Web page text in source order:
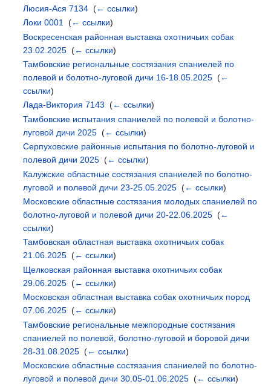
Люсия-Ася 7134 ‎(← ссылки)
Локи 0001 ‎(← ссылки)
Воскресенская районная выставка охотничьих собак
23.02.2025 ‎(← ссылки)
Тамбовские региональные состязания спаниелей по
полевой и болотно-луговой дичи 16-18.05.2025 ‎(←
ссылки)
Лада-Виктория 7143 ‎(← ссылки)
Тамбовские испытания спаниелей по полевой и болотно-
луговой дичи 2025 ‎(← ссылки)
Серпуховские районные испытания по болотно-луговой и
полевой дичи 2025 ‎(← ссылки)
Калужские областные состязания спаниелей по болотно-
луговой и полевой дичи 23-25.05.2025 ‎(← ссылки)
Московские областные состязания молодых спаниелей по
болотно-луговой и полевой дичи 20-22.06.2025 ‎(←
ссылки)
Тамбовская областная выставка охотничьих собак
21.06.2025 ‎(← ссылки)
Щелковская районная выставка охотничьих собак
29.06.2025 ‎(← ссылки)
Московская областная выставка собак охотничьих пород
07.06.2025 ‎(← ссылки)
Тамбовские региональные межпородные состязания
спаниелей по полевой, болотно-луговой и боровой дичи
28-31.08.2025 ‎(← ссылки)
Московские областные состязания спаниелей по болотно-
луговой и полевой дичи 30.05-01.06.2025 ‎(← ссылки)